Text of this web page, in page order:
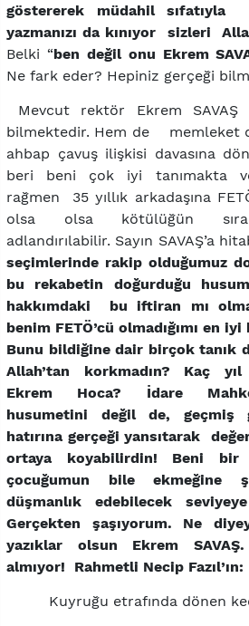
göstererek müdahil
yazmanızı da kınıyor sizleri
Belki “ben değil onu Ekrem
Ne fark eder? Hepiniz gerçeği
Mevcut rektör Ekrem SAVAŞ
bilmektedir. Hem de memleket
ahbap çavuş ilişkisi davasına
beri beni çok iyi tanımakta
rağmen 35 yıllık arkadaşına
olsa olsa kötülüğün
adlandırılabilir. Sayın SAVAŞ’a
seçimlerinde rakip olduğumuz
bu rekabetin doğurduğu
hakkımdaki bu iftiran mı
benim FETÖ’cü olmadığımı en
Bunu bildiğine dair birçok
Allah’tan korkmadın? Kaç yıl
Ekrem Hoca? İdare
husumetini değil de, geçmiş
hatırına gerçeği yansıtarak
ortaya koyabilirdin! Beni bir
çocuğumun bile ekmeğine
düşmanlık edebilecek
Gerçekten şaşıyorum. Ne
yazıklar olsun Ekrem
almıyor! Rahmetli Necip Fazıl’ın:
Kuyruğu etrafında dönen